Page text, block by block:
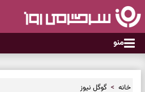
منو
خانه گوگل نیوز